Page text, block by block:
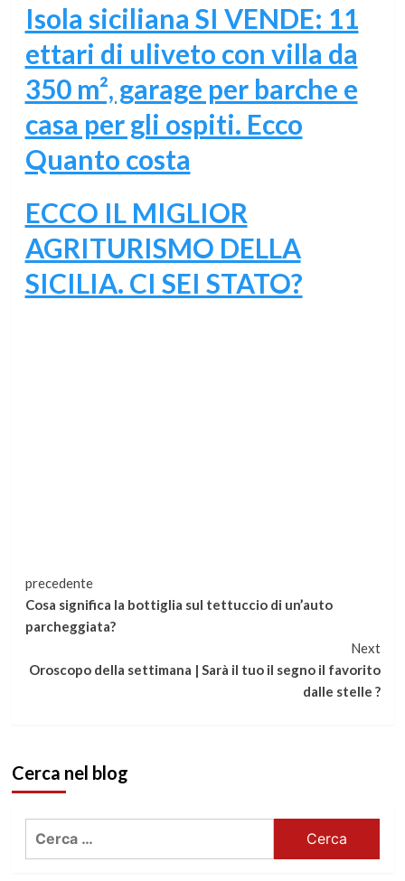
Isola siciliana SI VENDE: 11
ettari di uliveto con villa da
350 m², garage per barche e
casa per gli ospiti. Ecco
Quanto costa
ECCO IL MIGLIOR
AGRITURISMO DELLA
SICILIA. CI SEI STATO?
Continua
a
leggere
precedente
Cosa significa la bottiglia sul tettuccio di un’auto
parcheggiata?
Next
Oroscopo della settimana | Sarà il tuo il segno il favorito
dalle stelle ?
Cerca nel blog